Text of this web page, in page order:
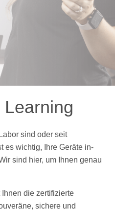
sind oder seit
es wichtig, Ihre Geräte in-
sind hier, um Ihnen genau
die zertifizierte
sichere und